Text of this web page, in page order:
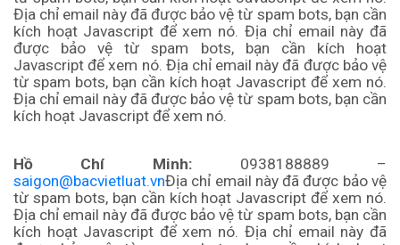
Địa chỉ email này đã được bảo vệ từ spam bots, bạn cần
kích hoạt Javascript để xem nó. Địa chỉ email này đã
được bảo vệ từ spam bots, bạn cần kích hoạt
Javascript để xem nó. Địa chỉ email này đã được bảo vệ
từ spam bots, bạn cần kích hoạt Javascript để xem nó.
Địa chỉ email này đã được bảo vệ từ spam bots, bạn cần
kích hoạt Javascript để xem nó.
Hồ Chí Minh:
0938188889 –
saigon@bacvietluat.vnĐịa chỉ email này đã được bảo vệ
từ spam bots, bạn cần kích hoạt Javascript để xem nó.
Địa chỉ email này đã được bảo vệ từ spam bots, bạn cần
kích hoạt Javascript để xem nó. Địa chỉ email này đã